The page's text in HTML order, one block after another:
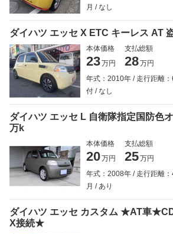
月
なし
ダイハツ エッセ X ETC キーレス AT
本体価格
23万円
支払総額
28万円
年式：2010年
走行距離
付
なし
ダイハツ エッセ L 自衛隊指定国防色
万k
本体価格
20万円
支払総額
25万円
年式：2008年
走行距離
月
あり
ダイハツ エッセ カスタム ★AT車
X接続★